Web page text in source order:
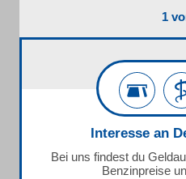
1
Interesse an
Bei uns findest du
Benzinpreise